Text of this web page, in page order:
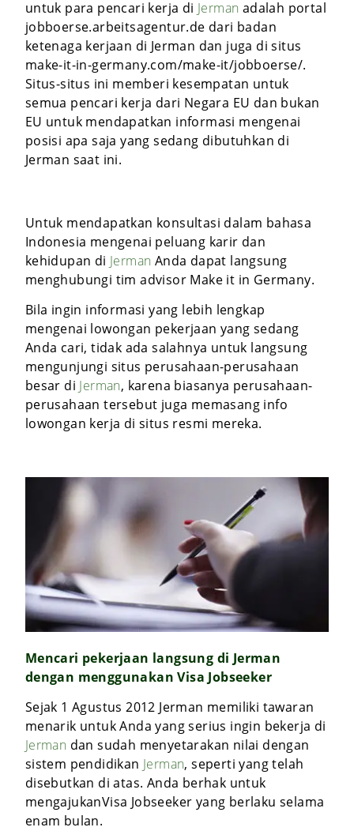
untuk para pencari kerja di Jerman adalah portal
jobboerse.arbeitsagentur.de dari badan
ketenaga kerjaan di Jerman dan juga di situs
make-it-in-germany.com/make-it/jobboerse/.
Situs-situs ini memberi kesempatan untuk
semua pencari kerja dari Negara EU dan bukan
EU untuk mendapatkan informasi mengenai
posisi apa saja yang sedang dibutuhkan di
Jerman saat ini.
Untuk mendapatkan konsultasi dalam bahasa
Indonesia mengenai peluang karir dan
kehidupan di Jerman Anda dapat langsung
menghubungi tim advisor Make it in Germany.
Bila ingin informasi yang lebih lengkap
mengenai lowongan pekerjaan yang sedang
Anda cari, tidak ada salahnya untuk langsung
mengunjungi situs perusahaan-perusahaan
besar di Jerman, karena biasanya perusahaan-
perusahaan tersebut juga memasang info
lowongan kerja di situs resmi mereka.
Mencari pekerjaan langsung di Jerman
dengan menggunakan Visa Jobseeker
Sejak 1 Agustus 2012 Jerman memiliki tawaran
menarik untuk Anda yang serius ingin bekerja di
Jerman dan sudah menyetarakan nilai dengan
sistem pendidikan Jerman, seperti yang telah
disebutkan di atas. Anda berhak untuk
mengajukanVisa Jobseeker yang berlaku selama
enam bulan.